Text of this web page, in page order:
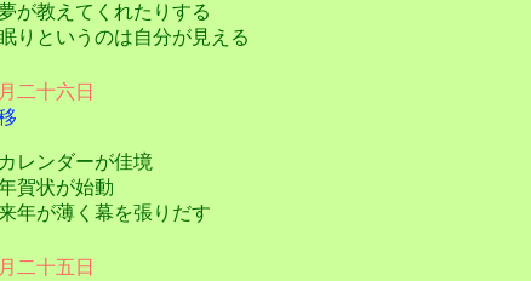
が教えてくれたりする
りというのは自分が見える
二十六日
レンダーが佳境
賀状が始動
年が薄く幕を張りだす
二十五日